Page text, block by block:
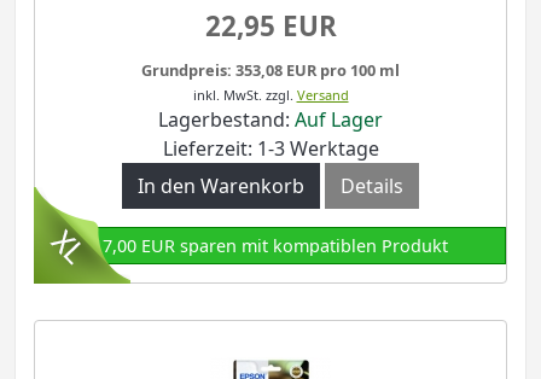
22,95 EUR
Grundpreis: 353,08 EUR pro 100 ml
inkl. MwSt. zzgl. Versand
Lagerbestand: Auf Lager
Lieferzeit: 1-3 Werktage
In den Warenkorb
Details
17,00 EUR sparen mit kompatiblen Produkt